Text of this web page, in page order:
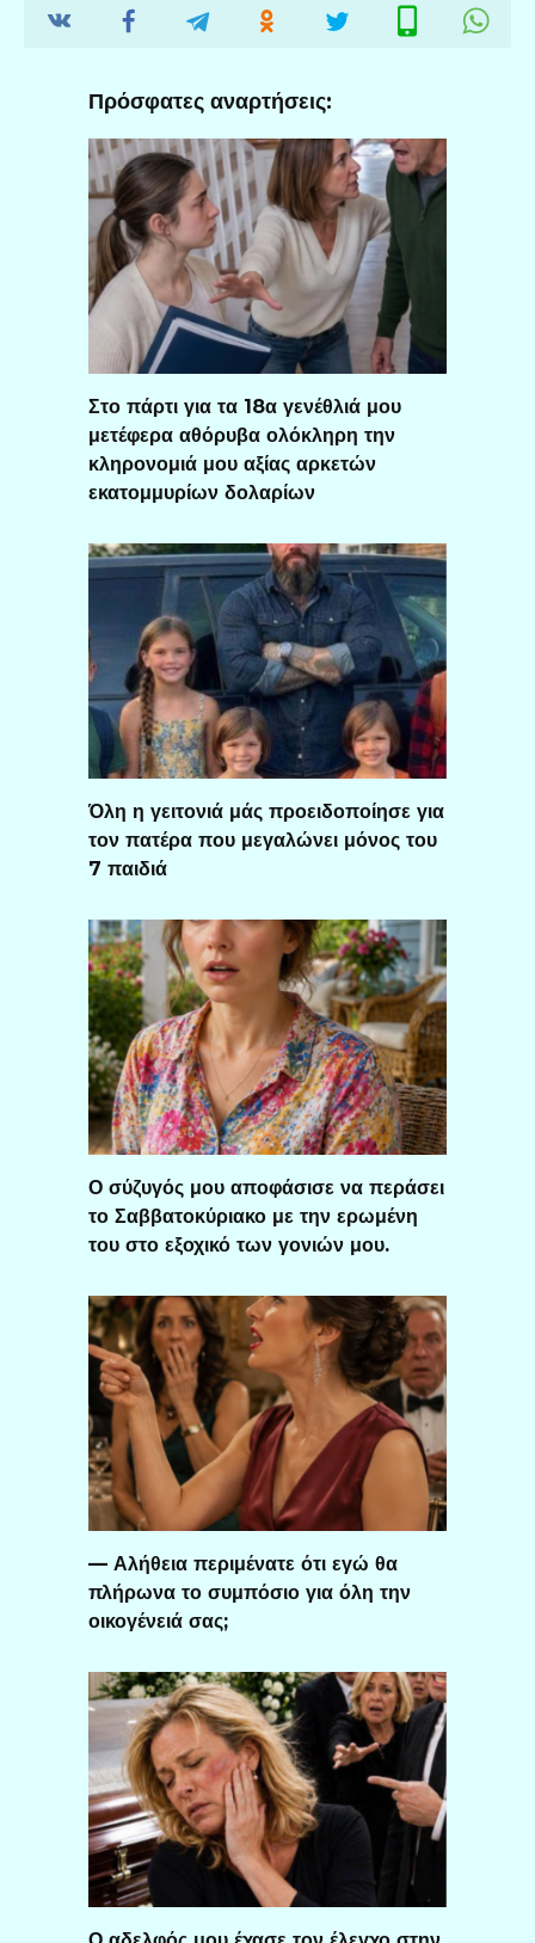
Πρόσφατες αναρτήσεις:
Στο πάρτι για τα 18α γενέθλιά μου
μετέφερα αθόρυβα ολόκληρη την
κληρονομιά μου αξίας αρκετών
εκατομμυρίων δολαρίων
Όλη η γειτονιά μάς προειδοποίησε για
τον πατέρα που μεγαλώνει μόνος του
7 παιδιά
Ο σύζυγός μου αποφάσισε να περάσει
το Σαββατοκύριακο με την ερωμένη
του στο εξοχικό των γονιών μου.
— Αλήθεια περιμένατε ότι εγώ θα
πλήρωνα το συμπόσιο για όλη την
οικογένειά σας;